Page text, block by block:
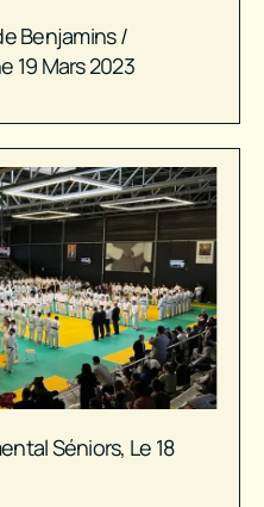
Benjamins /
19 Mars 2023
Séniors, Le 18